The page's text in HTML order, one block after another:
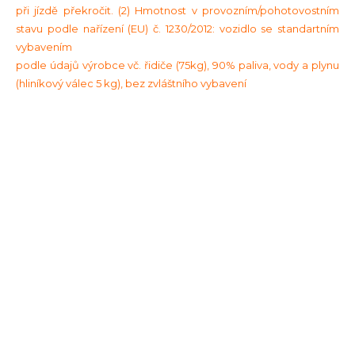
při jízdě překročit. (2) Hmotnost v provozním/pohotovostním
stavu podle nařízení (EU) č. 1230/2012: vozidlo se standartním
vybavením
podle údajů výrobce vč. řidiče (75kg), 90% paliva, vody a plynu
(hliníkový válec 5 kg), bez zvláštního vybavení